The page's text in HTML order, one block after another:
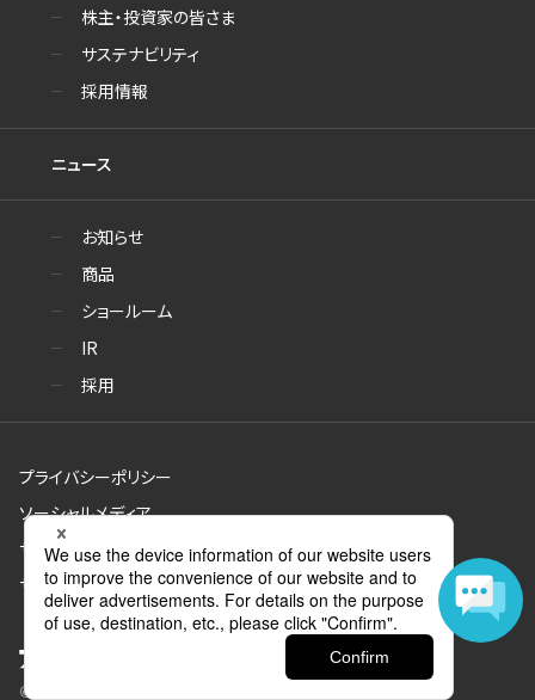
株主・投資家の皆さま
サステナビリティ
採用情報
ニュース
お知らせ
商品
ショールーム
IR
採用
プライバシーポリシー
ソーシャルメディア
サイトのご利用について
サイトマップ
© Aica Kogyo Co., Ltd. all rights reserved.